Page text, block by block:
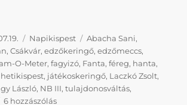
07/19”
Kategória
Napikispest Címke
Abacha Sani,
,Csákvár,edzőkeringő,edzőmeccs,
O-Meter,fagyizó, Fanta,féreg, hanta,
hetikispest, játékoskeringő, Laczkó Zsolt,
László, NB III,tulajdonosváltás,
6 hozzászólásHetikispest